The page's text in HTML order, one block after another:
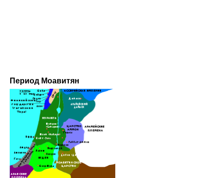
Период Моавитян